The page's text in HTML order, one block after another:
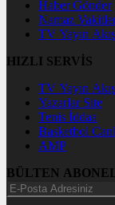
Haber Gönder
Namaz
TV Yayın
HIZLI SERVİS
TV Yayın
Yazarlar Site
Tenis İddaa
Basketbol
AMP
BÜLTEN